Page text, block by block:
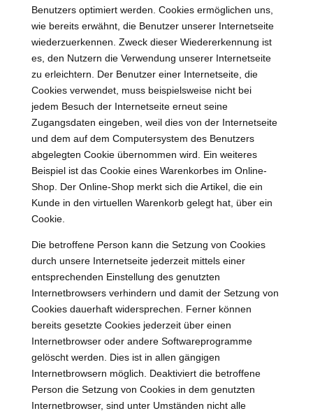
Benutzers optimiert werden. Cookies ermöglichen uns,
wie bereits erwähnt, die Benutzer unserer Internetseite
wiederzuerkennen. Zweck dieser Wiedererkennung ist
es, den Nutzern die Verwendung unserer Internetseite
zu erleichtern. Der Benutzer einer Internetseite, die
Cookies verwendet, muss beispielsweise nicht bei
jedem Besuch der Internetseite erneut seine
Zugangsdaten eingeben, weil dies von der Internetseite
und dem auf dem Computersystem des Benutzers
abgelegten Cookie übernommen wird. Ein weiteres
Beispiel ist das Cookie eines Warenkorbes im Online-
Shop. Der Online-Shop merkt sich die Artikel, die ein
Kunde in den virtuellen Warenkorb gelegt hat, über ein
Cookie.
Die betroffene Person kann die Setzung von Cookies
durch unsere Internetseite jederzeit mittels einer
entsprechenden Einstellung des genutzten
Internetbrowsers verhindern und damit der Setzung von
Cookies dauerhaft widersprechen. Ferner können
bereits gesetzte Cookies jederzeit über einen
Internetbrowser oder andere Softwareprogramme
gelöscht werden. Dies ist in allen gängigen
Internetbrowsern möglich. Deaktiviert die betroffene
Person die Setzung von Cookies in dem genutzten
Internetbrowser, sind unter Umständen nicht alle